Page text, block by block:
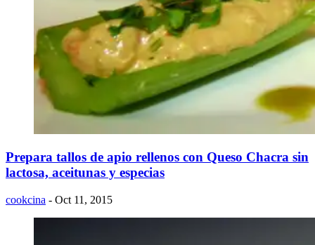
Prepara tallos de apio rellenos con Queso Chacra sin
lactosa, aceitunas y especias
cookcina - Oct 11, 2015